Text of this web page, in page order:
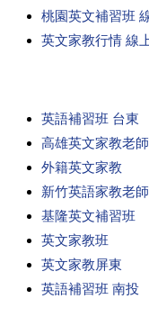
桃園英文補習班
英文家教行情 線
英語補習班 台東
高雄英文家教老師
外籍英文家教
新竹英語家教老師
基隆英文補習班
英文家教班
英文家教屏東
英語補習班 南投